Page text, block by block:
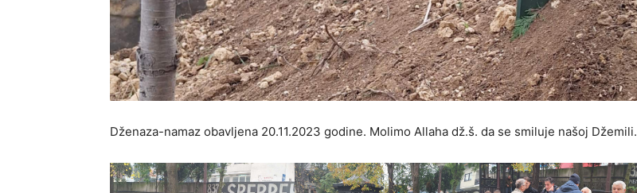
Dženaza-namaz obavljena 20.11.2023 godine. Molimo Allaha d‍ž.š. da se smiluje našoj Džemili.